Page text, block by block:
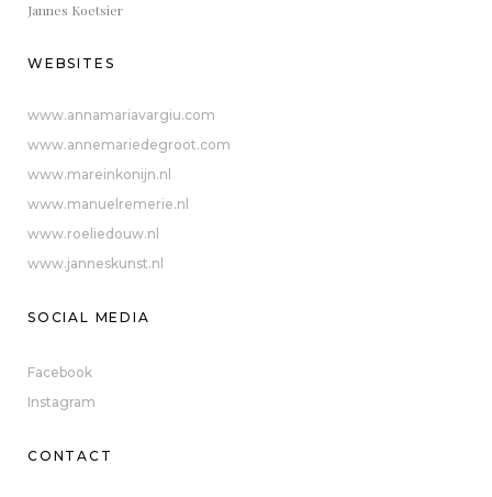
Jannes Koetsier
WEBSITES
www.annamariavargiu.com
www.annemariedegroot.com
www.mareinkonijn.nl
www.manuelremerie.nl
www.roeliedouw.nl
www.janneskunst.nl
SOCIAL MEDIA
Facebook
Instagram
CONTACT